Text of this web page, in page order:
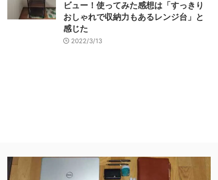
ビュー！使ってみた感想は「すっきり
おしゃれで収納力もあるレンジ台」と
感じた
2022/3/13